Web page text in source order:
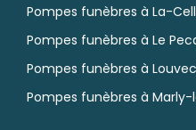
Pompes funèbres à La-
Pompes funèbres à Le
Pompes funèbres à
Pompes funèbres à Marly-